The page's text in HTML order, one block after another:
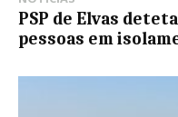
PSP de Elvas
pessoas em